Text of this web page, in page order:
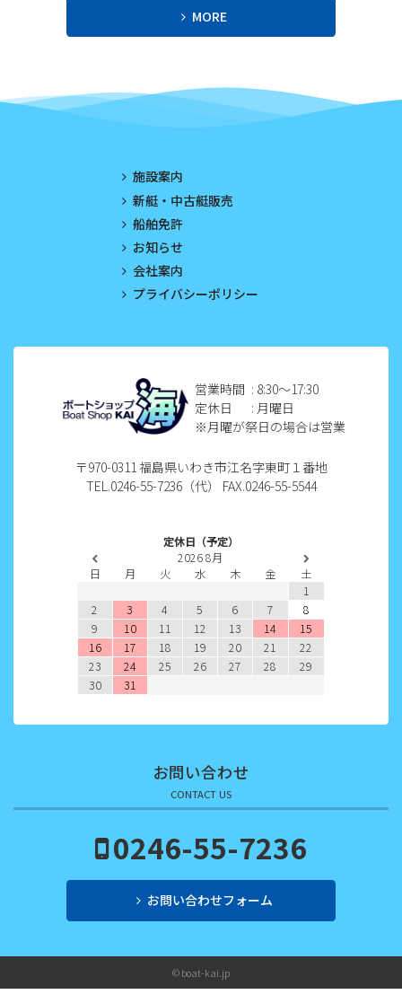
2022年11月
2022年9月
2022年7月
2022年5月
2022年4月
2022年3月
2022年2月
MORE
施設案内
新艇・中古艇販売
船舶免許
お知らせ
会社案内
プライバシーポリシー
営業時間 : 8:30〜17:30
定休日
: 月曜日
※月曜が祭日の場合は営業
〒970-0311 福島県いわき市江名字東町１番地
TEL.0246-55-7236（代） FAX.0246-55-5544
定休日（予定）
20268月
日
月 火 水 木 金
土
1
2
3 4 5 6 7
8
9
10 11 12 13 14
15
16
17 18 19 20 21
22
23
24 25 26 27 28
29
30
31
お問い合わせ
CONTACT US
0246-55-7236
お問い合わせフォーム
© boat-kai.jp